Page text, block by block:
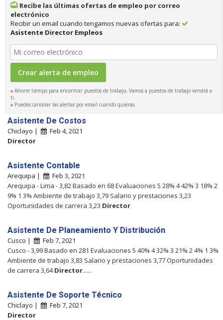
Recibe las últimas ofertas de empleo por correo
electrónico
Recibir un email cuando tengamos nuevas ofertas para:
Asistente Director Empleos
Ahorre tiempo para encontrar puestos de trabajo, Vamos a puestos de trabajo vendrá a
ti.
Puedes cancelar las alertas por email cuando quieras.
Asistente De Costos
Chiclayo |
Feb 4, 2021
Director
Asistente Contable
Arequipa |
Feb 3, 2021
Arequipa - Lima - 3,82 Basado en 68 Evaluaciones 5 28% 4 42% 3 18% 2
9% 1 3% Ambiente de trabajo 3,79 Salario y prestaciones 3,23
Oportunidades de carrera 3,23 Director
Asistente De Planeamiento Y Distribución
Cusco |
Feb 7, 2021
Cusco - 3,99 Basado en 281 Evaluaciones 5 40% 4 32% 3 21% 2 4% 1 3%
Ambiente de trabajo 3,83 Salario y prestaciones 3,77 Oportunidades
de carrera 3,64Director......
Asistente De Soporte Técnico
Chiclayo |
Feb 7, 2021
Director